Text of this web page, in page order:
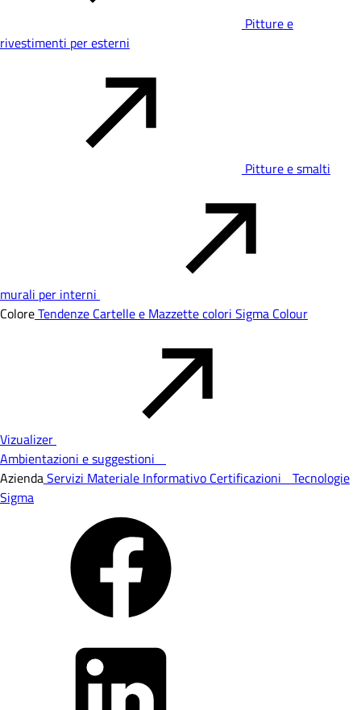
Pitture e
rivestimenti per esterni
Pitture e smalti
murali per interni
ColoreTendenze Cartelle e Mazzette colori Sigma Colour
Vizualizer
Ambientazioni e suggestioni
AziendaServizi Materiale Informativo Certificazioni Tecnologie
Sigma